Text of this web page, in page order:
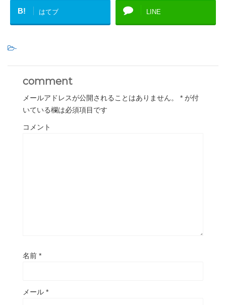
B! はてブ LINE
-
comment
メールアドレスが公開されることはありません。 * が付
いている欄は必須項目です
コメント
名前 *
メール *